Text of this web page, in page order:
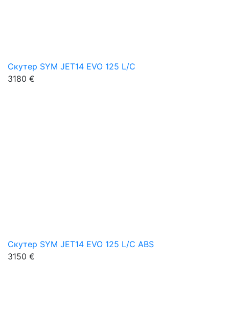
Скутер SYM JET14 EVO 125 L/C
3180 €
Скутер SYM JET14 EVO 125 L/C ABS
3150 €